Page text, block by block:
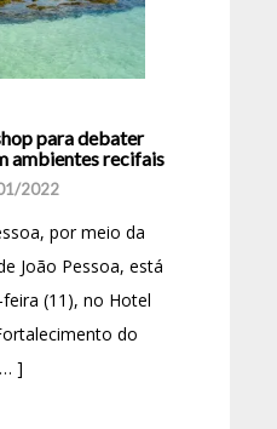
para debater
ambientes recifais
2022
por meio da
João Pessoa, está
(11), no Hotel
do
]